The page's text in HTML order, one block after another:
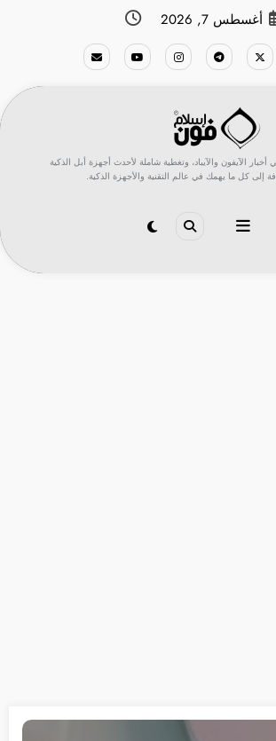
أغسطس 7, 2026
الآيفون والآيباد، وتغطية شاملة لأحدث أجهزة أبل الذكية
إلى كل ما يهمك في عالم التقنية والأجهزة الذكية.